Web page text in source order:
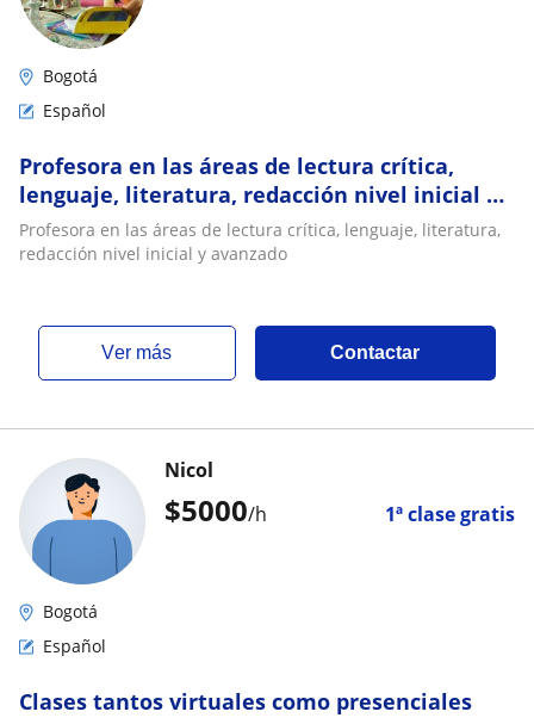
Bogotá
Español
Profesora en las áreas de lectura crítica,
lenguaje, literatura, redacción nivel inicial y
avanzado
Profesora en las áreas de lectura crítica, lenguaje, literatura,
redacción nivel inicial y avanzado
ver más Contactar
$5000/h 1ª clase gratis
Nicol
Bogotá
Español
Clases tantos virtuales como presenciales